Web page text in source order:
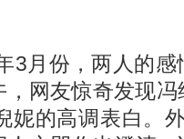
份，两人的感
网友惊奇发现
妮的高调表白。